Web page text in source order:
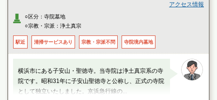
アクセス情報
○区分：寺院墓地
○宗教・宗派：浄土真宗
駅近 清掃サービスあり 宗教・宗派不問 寺院境内墓地
横浜市にある子安山・聖徳寺。当寺院は浄土真宗系の寺
院です。昭和31年に子安山聖徳寺と公称し、正式の寺院
として独立いたしました。京浜急行線の...